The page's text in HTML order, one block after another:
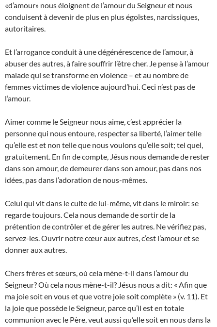
«d’amour» nous éloignent de l’amour du Seigneur et nous
conduisent à devenir de plus en plus égoïstes, narcissiques,
autoritaires.
Et l’arrogance conduit à une dégénérescence de l’amour, à
abuser des autres, à faire souffrir l’être cher. Je pense à l’amour
malade qui se transforme en violence – et au nombre de
femmes victimes de violence aujourd’hui. Ceci n’est pas de
l’amour.
Aimer comme le Seigneur nous aime, c’est apprécier la
personne qui nous entoure, respecter sa liberté, l’aimer telle
qu’elle est et non telle que nous voulons qu’elle soit; tel quel,
gratuitement. En fin de compte, Jésus nous demande de rester
dans son amour, de demeurer dans son amour, pas dans nos
idées, pas dans l’adoration de nous-mêmes.
Celui qui vit dans le culte de lui-même, vit dans le miroir: se
regarde toujours. Cela nous demande de sortir de la
prétention de contrôler et de gérer les autres. Ne vérifiez pas,
servez-les. Ouvrir notre cœur aux autres, c’est l’amour et se
donner aux autres.
Chers frères et sœurs, où cela mène-t-il dans l’amour du
Seigneur? Où cela nous mène-t-il? Jésus nous a dit: « Afin que
ma joie soit en vous et que votre joie soit complète » (v. 11). Et
la joie que possède le Seigneur, parce qu’il est en totale
communion avec le Père, veut aussi qu’elle soit en nous dans la